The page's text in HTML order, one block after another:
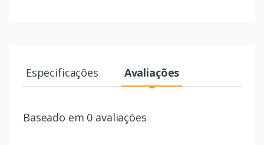
Especificações Avaliações
Baseado em 0 avaliações